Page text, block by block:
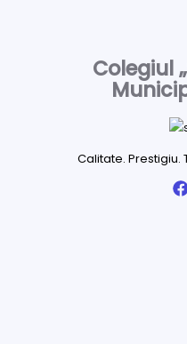
Colegiul
Calitate. Prestigiu.